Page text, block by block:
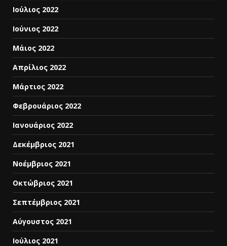
Ιούλιος 2022
Ιούνιος 2022
Μάιος 2022
Απρίλιος 2022
Μάρτιος 2022
Φεβρουάριος 2022
Ιανουάριος 2022
Δεκέμβριος 2021
Νοέμβριος 2021
Οκτώβριος 2021
Σεπτέμβριος 2021
Αύγουστος 2021
Ιούλιος 2021